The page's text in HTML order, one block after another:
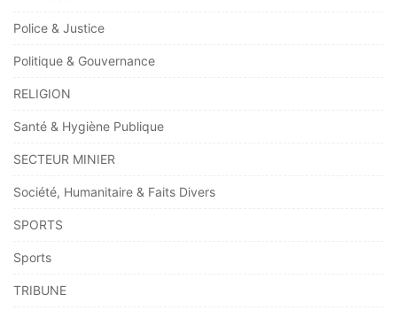
Police & Justice
Politique & Gouvernance
RELIGION
Santé & Hygiène Publique
SECTEUR MINIER
Société, Humanitaire & Faits Divers
SPORTS
Sports
TRIBUNE